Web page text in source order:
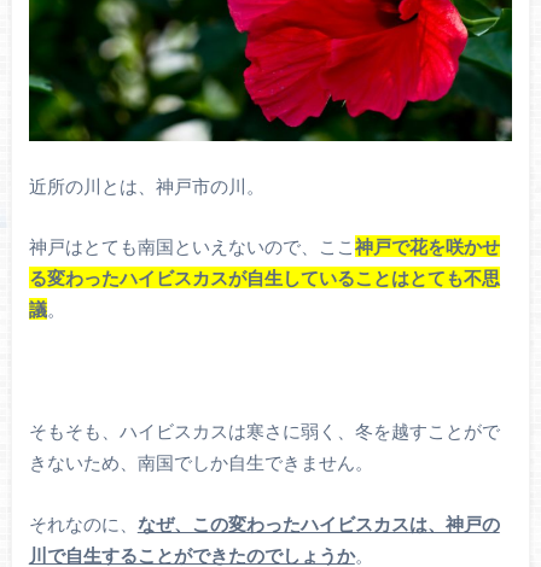
近所の川とは、神戸市の川。
神戸はとても南国といえないので、ここ 神戸で花を咲かせ
る変わったハイビスカスが自生していることはとても不思
議。
そもそも、ハイビスカスは寒さに弱く、冬を越すことがで
きないため、南国でしか自生できません。
それなのに、 なぜ、この変わったハイビスカスは、神戸の
川で自生することができたのでしょうか。